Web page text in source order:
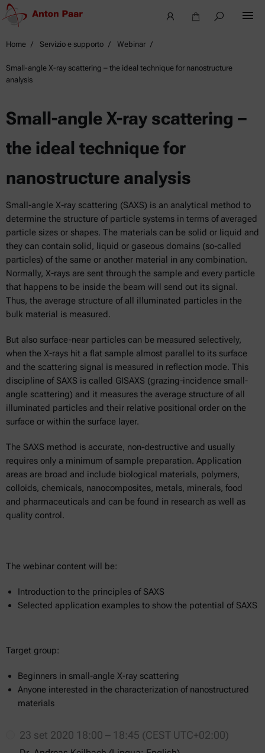
Home Servizio e supporto Webinar
Small-angle X-ray scattering – the ideal technique for nanostructure
analysis
Small-angle X-ray scattering –
the ideal technique for
nanostructure analysis
Small-angle X-ray scattering (SAXS) is an analytical method to
determine the structure of particle systems in terms of averaged
particle sizes or shapes. The materials can be solid or liquid and
they can contain solid, liquid or gaseous domains (so-called
particles) of the same or another material in any combination.
Normally, X-rays are sent through the sample and every particle
that happens to be inside the beam will send out its signal.
Thus, the average structure of all illuminated particles in the
bulk material is measured.
But also surface-near particles can be measured selectively,
when the X-rays hit a flat sample almost parallel to its surface
and the scattering signal is measured in reflection mode. This
discipline of SAXS is called GISAXS (grazing-incidence small-
angle scattering) and it measures the average structure of all
illuminated particles and their relative positional order on the
surface or within the surface layer.
The SAXS method is accurate, non-destructive and usually
requires only a minimum of sample preparation. Application
areas are broad and include biological materials, polymers,
colloids, chemicals, nanocomposites, metals, minerals, food
and pharmaceuticals and can be found in research as well as
quality control.
The webinar content will be:
Introduction to the principles of SAXS
Selected application examples to show the potential of SAXS
Target group:
Beginners in small-angle X-ray scattering
Anyone interested in the characterization of nanostructured
materials
23 set 2020 18:00 – 18:45 (CEST UTC+02:00)